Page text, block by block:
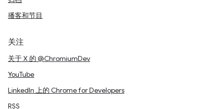
播客和节目
关注
关于 X 的 @ChromiumDev
YouTube
LinkedIn 上的 Chrome for Developers
RSS